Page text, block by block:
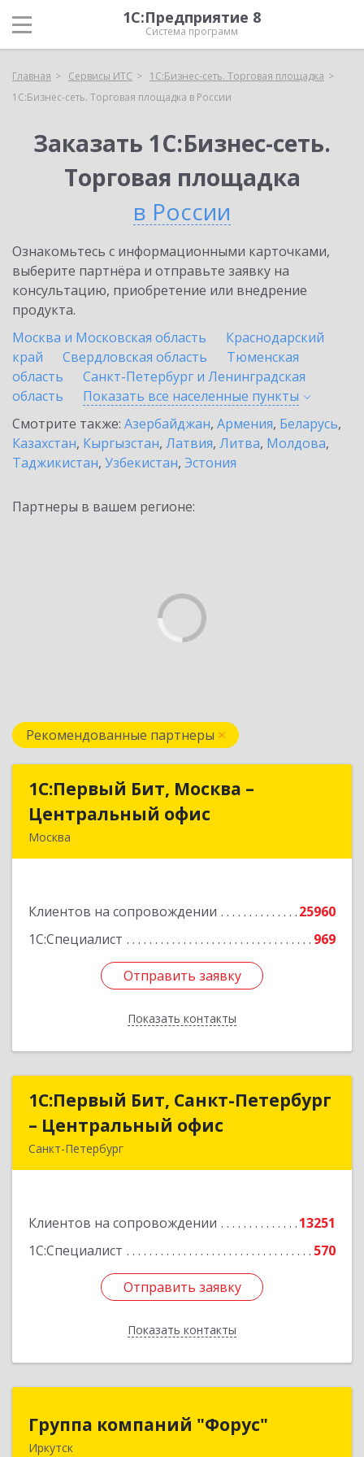
1С:Предприятие 8
Система программ
Главная Сервисы ИТС
1С:Бизнес-сеть. Торговая площадка
1С:Бизнес-сеть. Торговая площадка в России
Заказать 1С:Бизнес-сеть.
Торговая площадка
в России
Ознакомьтесь с информационными карточками,
выберите партнёра и отправьте заявку на
консультацию, приобретение или внедрение
продукта.
Москва и Московская область
Краснодарский
край
Свердловская область
Тюменская
область
Санкт-Петербург и Ленинградская
область
Показать все населенные пункты
Смотрите также: Азербайджан, Армения, Беларусь,
Казахстан, Кыргызстан, Латвия, Литва, Молдова,
Таджикистан, Узбекистан, Эстония
Партнеры в вашем регионе:
Рекомендованные партнеры
1С:Первый Бит, Москва –
Центральный офис
Москва
Клиентов на сопровождении
25960
1С:Специалист
969
Отправить заявку
Показать контакты
1С:Первый Бит, Москва –
Центральный офис
Отправить заявку
Назад
1С:Первый Бит, Санкт-Петербург
– Центральный офис
Санкт-Петербург
Клиентов на сопровождении
13251
1С:Специалист
570
Отправить заявку
Показать контакты
1С:Первый Бит, Санкт-Петербург
– Центральный офис
Отправить заявку
Назад
Группа компаний "Форус"
Иркутск
Группа компаний "Форус"
664007, Иркутская обл, Иркутск г, Ямская ул,